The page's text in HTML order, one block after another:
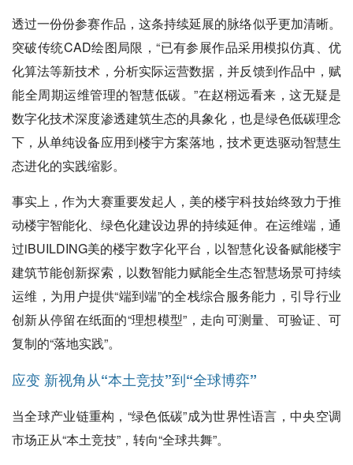
透过一份份参赛作品，这条持续延展的脉络似乎更加清晰。
突破传统CAD绘图局限，“已有参展作品采用模拟仿真、优
化算法等新技术，分析实际运营数据，并反馈到作品中，赋
能全周期运维管理的智慧低碳。”在赵栩远看来，这无疑是
数字化技术深度渗透建筑生态的具象化，也是绿色低碳理念
下，从单纯设备应用到楼宇方案落地，技术更迭驱动智慧生
态进化的实践缩影。
事实上，作为大赛重要发起人，美的楼宇科技始终致力于推
动楼宇智能化、绿色化建设边界的持续延伸。在运维端，通
过iBUILDING美的楼宇数字化平台，以智慧化设备赋能楼宇
建筑节能创新探索，以数智能力赋能全生态智慧场景可持续
运维，为用户提供“端到端”的全栈综合服务能力，引导行业
创新从停留在纸面的“理想模型”，走向可测量、可验证、可
复制的“落地实践”。
应变 新视角从“本土竞技”到“全球博弈”
当全球产业链重构，“绿色低碳”成为世界性语言，中央空调
市场正从“本土竞技”，转向“全球共舞”。